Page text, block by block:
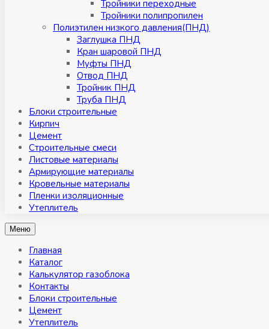
Тройники переходные
Тройники полипропилен
Полиэтилен низкого давления(ПНД)
Заглушка ПНД
Кран шаровой ПНД
Муфты ПНД
Отвод ПНД
Тройник ПНД
Труба ПНД
Блоки строительные
Кирпич
Цемент
Строительные смеси
Листовые материалы
Армирующие материалы
Кровельные материалы
Пленки изоляционные
Утеплитель
Меню
Главная
Каталог
Калькулятор газоблока
Контакты
Блоки строительные
Цемент
Утеплитель